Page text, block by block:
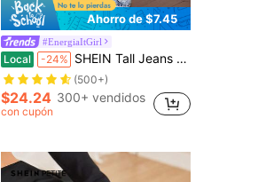
Ahorro de $7.45
#EnergiaItGirl
Local -24% SHEIN Tall Jeans rectos holgados con bolsillos y efecto desgastado para mujeres altas
(500+)
$24.24 300+ vendidos
con cupón